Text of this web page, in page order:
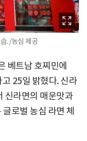
. /농심 제공
베트남 호찌민에
25일 밝혔다. 신라
신라면의 매운맛과
로벌 농심 라면 체